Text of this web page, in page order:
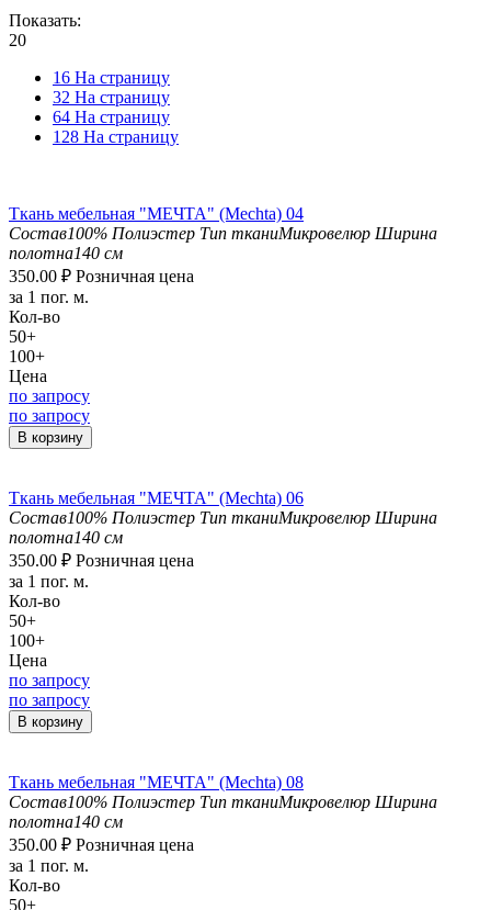
Показать:
20
16 На страницу
32 На страницу
64 На страницу
128 На страницу
Ткань мебельная "МЕЧТА" (Mechta) 04
Состав100% Полиэстер Тип тканиМикровелюр Ширина
полотна140 см
350.00 ₽ Розничная цена
за 1 пог. м.
Кол-во
50+
100+
Цена
по запросу
по запросу
В корзину
Ткань мебельная "МЕЧТА" (Mechta) 06
Состав100% Полиэстер Тип тканиМикровелюр Ширина
полотна140 см
350.00 ₽ Розничная цена
за 1 пог. м.
Кол-во
50+
100+
Цена
по запросу
по запросу
В корзину
Ткань мебельная "МЕЧТА" (Mechta) 08
Состав100% Полиэстер Тип тканиМикровелюр Ширина
полотна140 см
350.00 ₽ Розничная цена
за 1 пог. м.
Кол-во
50+